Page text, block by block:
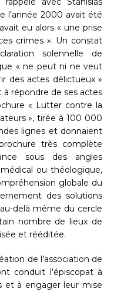
l’année 2000 avait été
eu alors « une prise
crimes ». Un constat
solennelle de
« ne peut ni ne veut
des actes délictueux »
répondre de ses actes
« Lutter contre la
», tirée à 100 000
lignes et donnaient
très complète
sous des angles
ou théologique,
globale du
des solutions
delà même du cercle
nombre de lieux de
et rééditée.
de l’association de
conduit l’épiscopat à
et à engager leur mise